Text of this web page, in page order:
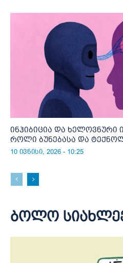
ინჰიბიცია და ხელოვნური
როლი ბუნებასა და
10 ივნისი, 2026 - 10:25
ბოლო